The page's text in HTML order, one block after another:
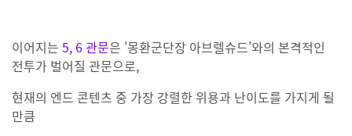
이어지는 5, 6 관문은 '몽환군단장 아브렐슈드'와의 본격적인
전투가 벌어질 관문으로,
현재의 엔드 콘텐츠 중 가장 강렬한 위용과 난이도를 가지게 될
만큼